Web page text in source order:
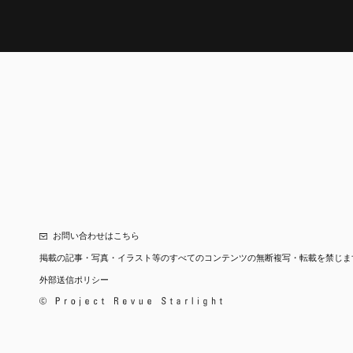
お問い合わせはこちら
掲載の記事・写真・イラスト等のすべてのコンテンツの無断複写・転載を禁じま
外部送信ポリシー